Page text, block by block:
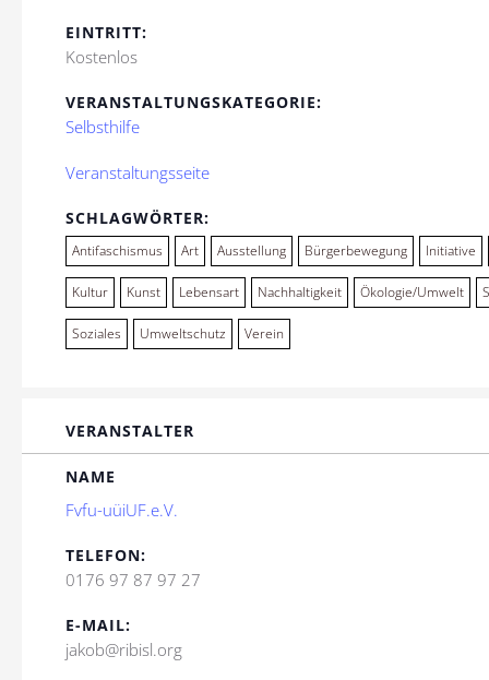
EINTRITT:
Kostenlos
VERANSTALTUNGSKATEGORIE:
Selbsthilfe
Veranstaltungsseite
SCHLAGWÖRTER:
Antifaschismus Art Ausstellung Bürgerbewegung Initiative
Kultur Kunst Lebensart Nachhaltigkeit Ökologie/Umwelt
Soziales Umweltschutz Verein
VERANSTALTER
NAME
Fvfu-uüiUF.e.V.
TELEFON:
0176 97 87 97 27
E-MAIL:
jakob@ribisl.org